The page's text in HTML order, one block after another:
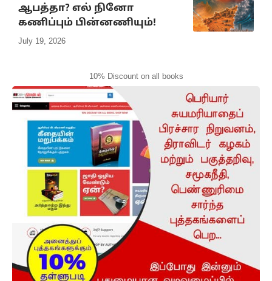
ஆபத்தா? எல் நினோ
கணிப்பும் பின்னணியும்!
July 19, 2026
10% Discount on all books